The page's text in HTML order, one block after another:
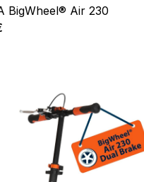
BigWheel® Air 230
Preis: